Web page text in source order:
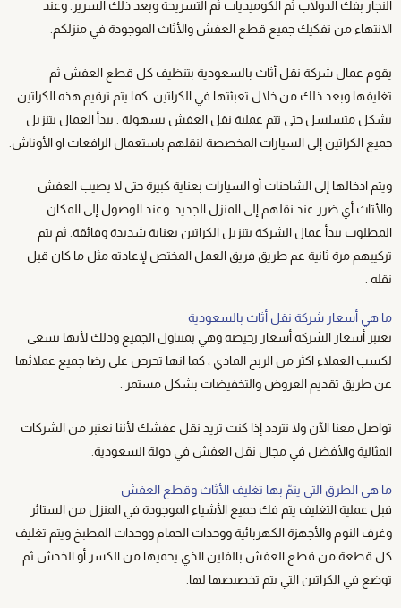
النجار بفك الدولاب ثم الكوميديات ثم التسريحة وبعد ذلك السرير. وعند
الانتهاء من تفكيك جميع قطع العفش والأثاث الموجودة في منزلكم.
يقوم عمال شركة نقل أثاث بالسعودية بتنظيف كل قطع العفش ثم
تغليفها وبعد ذلك من خلال تعبئتها في الكراتين. كما يتم ترقيم هذه الكراتين
بشكل متسلسل حتى تتم عملية نقل العفش بسهولة . يبدأ العمال بتنزيل
جميع الكراتين إلى السيارات المخصصة لنقلهم باستعمال الرافعات او الأوناش.
ويتم ادخالها إلى الشاحنات أو السيارات بعناية كبيرة حتى لا يصيب العفش
والأثاث أي ضرر عند نقلهم إلى المنزل الجديد. وعند الوصول إلى المكان
المطلوب يبدأ عمال الشركة بتنزيل الكراتين بعناية شديدة وفائقة. ثم يتم
تركيبهم مرة ثانية عم طريق فريق العمل المختص لإعادته مثل ما كان قبل
نقله .
ما هي أسعار شركة نقل أثاث بالسعودية
تعتبر أسعار الشركة أسعار رخيصة وهي بمتناول الجميع وذلك لأنها تسعى
لكسب العملاء اكثر من الربح المادي ، كما انها تحرص على رضا جميع عملائها
عن طريق تقديم العروض والتخفيضات بشكل مستمر .
تواصل معنا الآن ولا تتردد إذا كنت تريد نقل عفشك لأننا نعتبر من الشركات
المثالية والأفضل في مجال نقل العفش في دولة السعودية.
ما هي الطرق التي يتمّ بها تغليف الأثاث وقطع العفش
قبل عملية التغليف يتم فك جميع الأشياء الموجودة في المنزل من الستائر
وغرف النوم والأجهزة الكهربائية ووحدات الحمام ووحدات المطبخ ويتم تغليف
كل قطعة من قطع العفش بالفلين الذي يحميها من الكسر أو الخدش ثم
توضع في الكراتين التي يتم تخصيصها لها.